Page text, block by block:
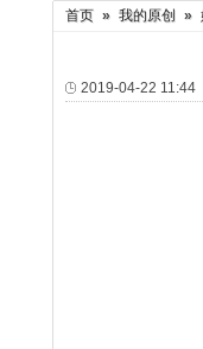
首页 » 我的原创 »
2019-04-22 11:44